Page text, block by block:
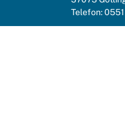
Telefon:0551